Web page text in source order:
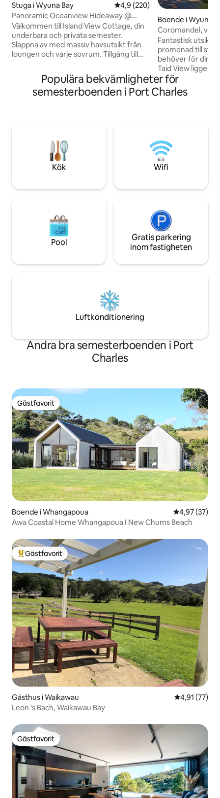
Stuga i Wyuna Bay 4,9 av 5 i genomsnittligt
4,9 (220)
Panoramic Oceanview Hideaway @
Island View Cottage
Välkommen till Island View Cottage, din
underbara och privata semester.
Slappna av med massiv havsutsikt från
loungen och varje sovrum. Tillgång till
skugga och solsken när som helst på
dagen. Gör dig hemmastadd på 1,5
hektar, med fullt utrustat kök,
satellitbredband. Ta med din lurviga
bästa vän, för att göra din semester
Boende i Wyuna
Coromandel, vid
Fantastisk utsikt,
promenad till
behöver för din
Taid View ligger
med vattenutsikt
från Coromandel
hälsosam
tillgänglig för 60
spädbarn
gästpris om en
Populära bekvämligheter för
semesterboenden i Port Charles
Kök Wifi
Pool
Gratis parkering
inom fastigheten
Luftkonditionering
Andra bra semesterboenden i Port
Charles
Gästfavorit
Gästfavorit
Boende i Whangapoua 4,97 av 5 i
4,97 (37)
Awa Coastal Home Whangapoua I New Chums Beach
Populär gästfavorit
Gästfavorit
Gästhus i Waikawau 4,91 av 5 i
4,91 (77)
Leon 's Bach, Waikawau Bay
Gästfavorit
Gästfavorit